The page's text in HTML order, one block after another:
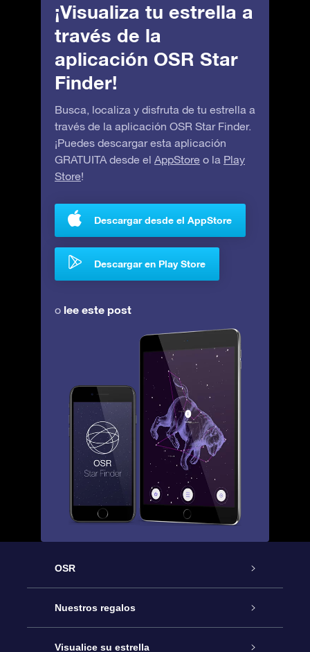
¡Visualiza tu estrella a
través de la
aplicación OSR Star
Finder!
Busca, localiza y disfruta de tu estrella a
través de la aplicación OSR Star Finder.
¡Puedes descargar esta aplicación
GRATUITA desde el AppStore o la Play
Store!
Descargar desde el AppStore
Descargar en Play Store
o lee este post
OSR
Atención
Contáctanos
Nuestros regalos
Regalo Estrella Online
Visualice su estrella